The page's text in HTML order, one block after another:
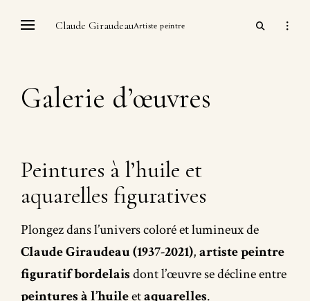
Claude GiraudeauArtiste peintre
open
open
Galerie d’œuvres
Peintures à l’huile et
aquarelles figuratives
Plongez dans l’univers coloré et lumineux de
Claude Giraudeau (1937-2021),artiste peintre
figuratif bordelaisdont l’œuvre se décline entre
peintures à l’huileetaquarelles.